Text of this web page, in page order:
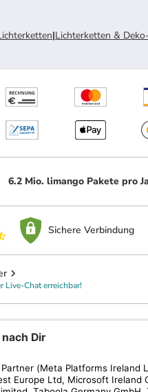
|Lichterketten &
6.2 Mio. limango Pakete pro
Sichere Verbindung
Live-Chat erreichbar!